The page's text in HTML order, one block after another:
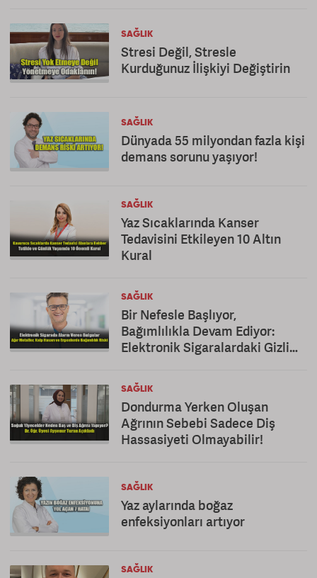
SAĞLIK
Stresi Değil, Stresle
Kurduğunuz İlişkiyi Değiştirin
SAĞLIK
Dünyada 55 milyondan fazla kişi
demans sorunu yaşıyor!
SAĞLIK
Yaz Sıcaklarında Kanser
Tedavisini Etkileyen 10 Altın
Kural
SAĞLIK
Bir Nefesle Başlıyor,
Bağımlılıkla Devam Ediyor:
Elektronik Sigaralardaki Gizli
SAĞLIK
Dondurma Yerken Oluşan
Ağrının Sebebi Sadece Diş
Hassasiyeti Olmayabilir!
SAĞLIK
Yaz aylarında boğaz
enfeksiyonları artıyor
SAĞLIK